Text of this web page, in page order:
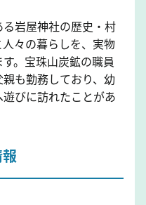
岩屋神社の歴史・村
々の暮らしを、実物
。宝珠山炭鉱の職員
も勤務しており、幼
びに訪れたことがあ